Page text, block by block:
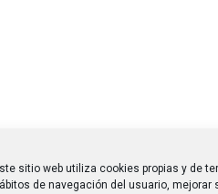
sitio web utiliza cookies propias y de
de navegación del usuario,